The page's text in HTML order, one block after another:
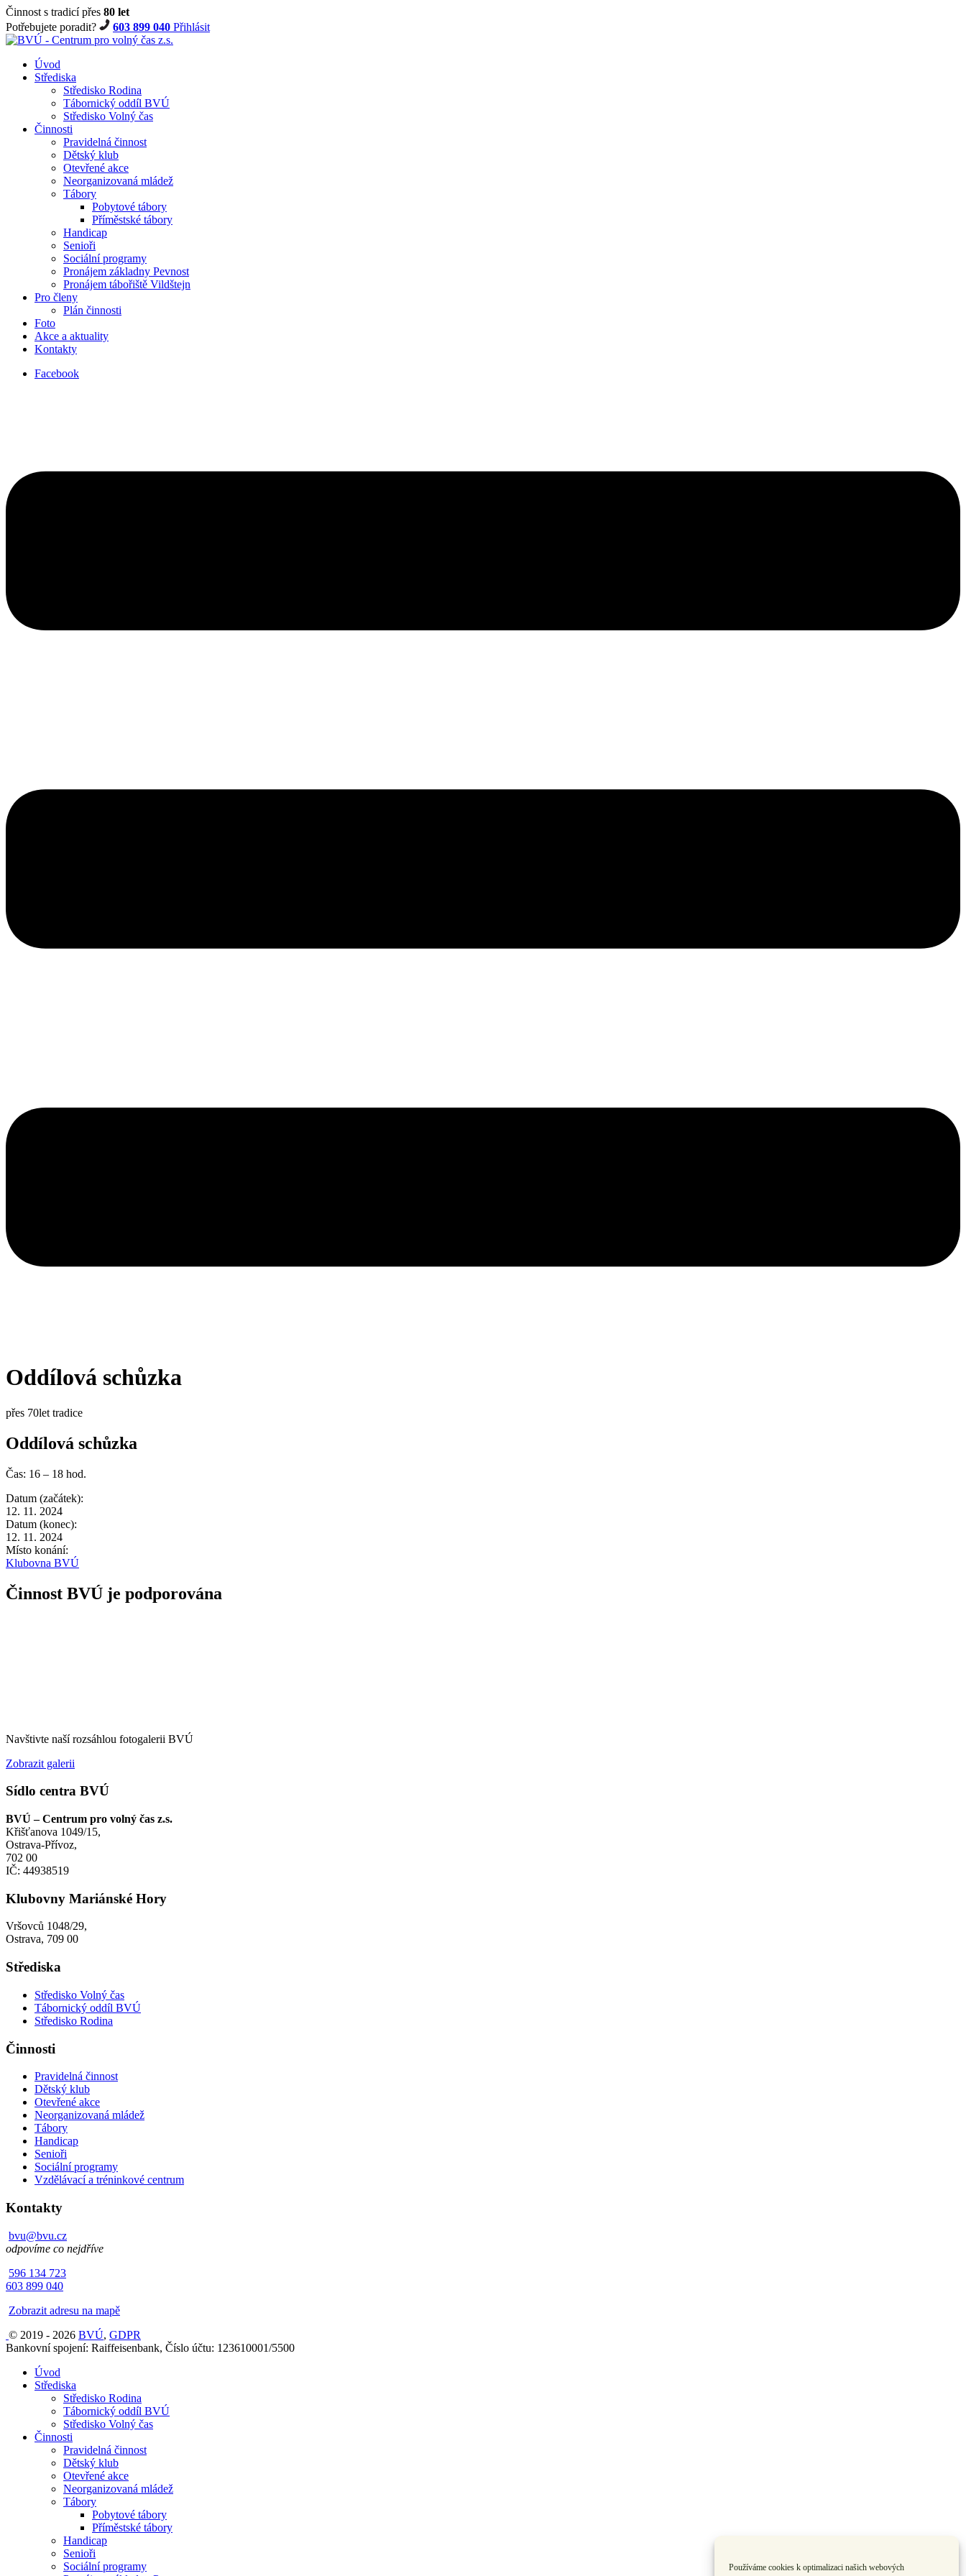
Používáme cookies k optimalizaci našich webových
Činnost s tradicí přes 80 let
Potřebujete poradit?
603 899 040 Přihlásit
Úvod
Střediska
Středisko Rodina
Tábornický oddíl BVÚ
Středisko Volný čas
Činnosti
Pravidelná činnost
Dětský klub
Otevřené akce
Neorganizovaná mládež
Tábory
Pobytové tábory
Příměstské tábory
Handicap
Senioři
Sociální programy
Pronájem základny Pevnost
Pronájem tábořiště Vildštejn
Pro členy
Plán činnosti
Foto
Akce a aktuality
Kontakty
Facebook
Oddílová schůzka
přes 70let tradice
Oddílová schůzka
Čas: 16 – 18 hod.
Datum (začátek):
12. 11. 2024
Datum (konec):
12. 11. 2024
Místo konání:
Klubovna BVÚ
Činnost BVÚ je podporována
Navštivte naší rozsáhlou fotogalerii BVÚ
Zobrazit galerii
Sídlo centra BVÚ
BVÚ – Centrum pro volný čas z.s.
Křišťanova 1049/15,
Ostrava-Přívoz,
702 00
IČ: 44938519
Klubovny Mariánské Hory
Vršovců 1048/29,
Ostrava, 709 00
Střediska
Středisko Volný čas
Tábornický oddíl BVÚ
Středisko Rodina
Činnosti
Pravidelná činnost
Dětský klub
Otevřené akce
Neorganizovaná mládež
Tábory
Handicap
Senioři
Sociální programy
Vzdělávací a tréninkové centrum
Kontakty
bvu@bvu.cz
odpovíme co nejdříve
596 134 723
603 899 040
Zobrazit adresu na mapě
© 2019 - 2026 BVÚ, GDPR
Bankovní spojení: Raiffeisenbank, Číslo účtu: 123610001/5500
Úvod
Střediska
Středisko Rodina
Tábornický oddíl BVÚ
Středisko Volný čas
Činnosti
Pravidelná činnost
Dětský klub
Otevřené akce
Neorganizovaná mládež
Tábory
Pobytové tábory
Příměstské tábory
Handicap
Senioři
Sociální programy